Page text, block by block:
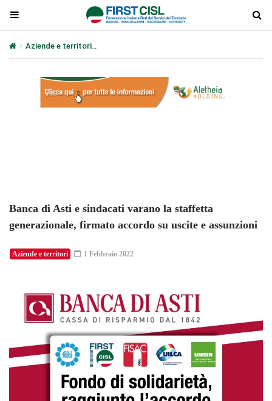
Aziende e territori
Banca di Asti e sindacati varano la staffetta
generazionale, firmato accordo su uscite e assunzioni
Aziende e territori 1 Febbraio 2022